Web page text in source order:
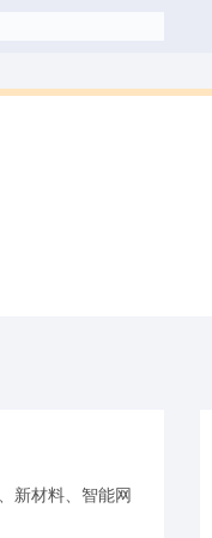
新材料、智能网